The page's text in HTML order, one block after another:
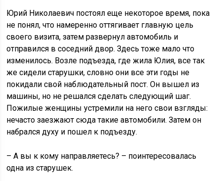
Юрий Николаевич постоял еще некоторое время, пока
не понял, что намеренно оттягивает главную цель
своего визита, затем развернул автомобиль и
отправился в соседний двор. Здесь тоже мало что
изменилось. Возле подъезда, где жила Юлия, все так
же сидели старушки, словно они все эти годы не
покидали свой наблюдательный пост. Он вышел из
машины, но не решался сделать следующий шаг.
Пожилые женщины устремили на него свои взгляды:
нечасто заезжают сюда такие автомобили. Затем он
набрался духу и пошел к подъезду.
– А вы к кому направляетесь? – поинтересовалась
одна из старушек.